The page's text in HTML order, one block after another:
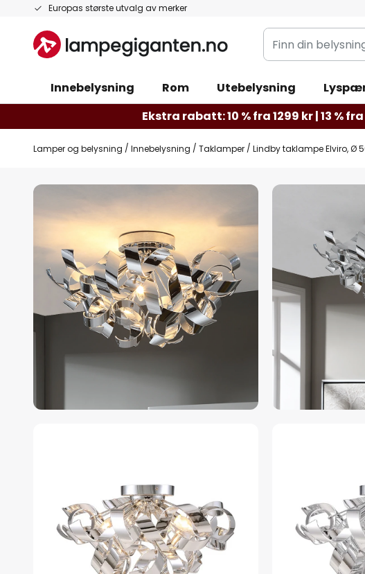
Europas største utvalg av merker
Hopp
innhold
Finn
din
Innebelysning Rom Utebelysning
Ekstra rabatt: 10 % fra 1299 kr | 13 %
Lamper og belysning Innebelysning Taklamper Lindby taklampe Elviro, Ø
Gå
av
bildegalleri